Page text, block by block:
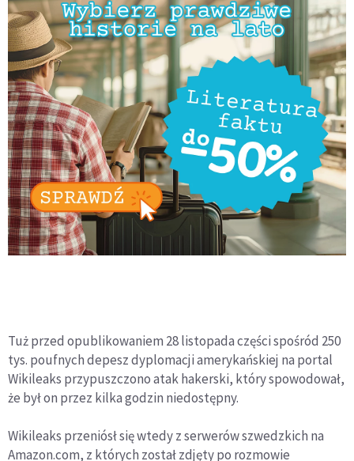
Tuż przed opublikowaniem 28 listopada części spośród 250
tys. poufnych depesz dyplomacji amerykańskiej na portal
Wikileaks przypuszczono atak hakerski, który spowodował,
że był on przez kilka godzin niedostępny.
Wikileaks przeniósł się wtedy z serwerów szwedzkich na
Amazon.com, z których został zdjęty po rozmowie